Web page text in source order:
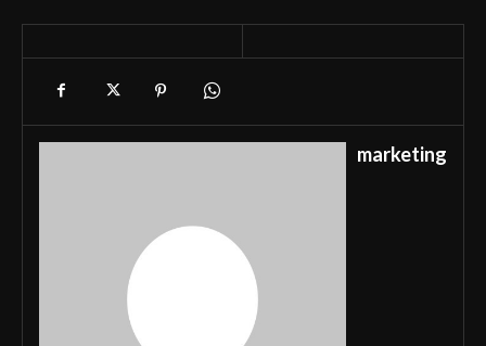
marketing